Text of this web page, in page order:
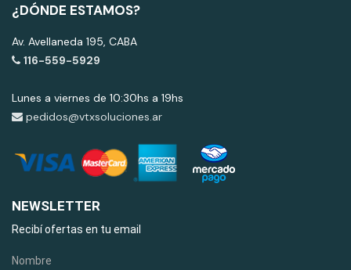
¿DÓNDE ESTAMOS?
Av. Avellaneda 195, CABA
116-559-5929
Lunes a viernes de 10:30hs a 19hs
pedidos@vtxsoluciones.ar
NEWSLETTER
Recibí ofertas en tu email